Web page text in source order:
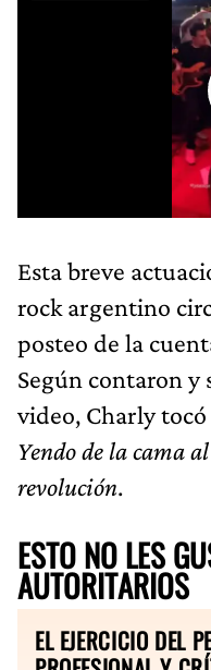
Esta breve
rock argentino
posteo de la
Según contaron y
video, Charly tocó
Yendo de la cama
revolución.
ESTO NO LES
AUTORITARIOS
EL EJERCICIO DEL